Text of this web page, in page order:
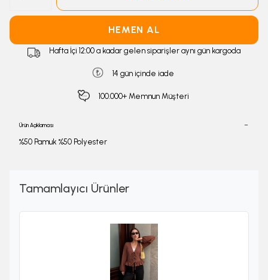
HEMEN AL
Hafta İçi 12:00 a kadar gelen siparişler aynı gün kargoda
14 gün içinde iade
100.000+ Memnun Müşteri
Ürün Açıklaması
%50 Pamuk %50 Polyester
Tamamlayıcı Ürünler